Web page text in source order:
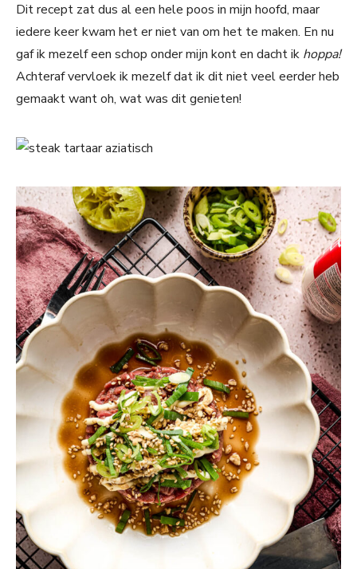
Dit recept zat dus al een hele poos in mijn hoofd, maar
iedere keer kwam het er niet van om het te maken. En nu
gaf ik mezelf een schop onder mijn kont en dacht ik hoppa!
Achteraf vervloek ik mezelf dat ik dit niet veel eerder heb
gemaakt want oh, wat was dit genieten!